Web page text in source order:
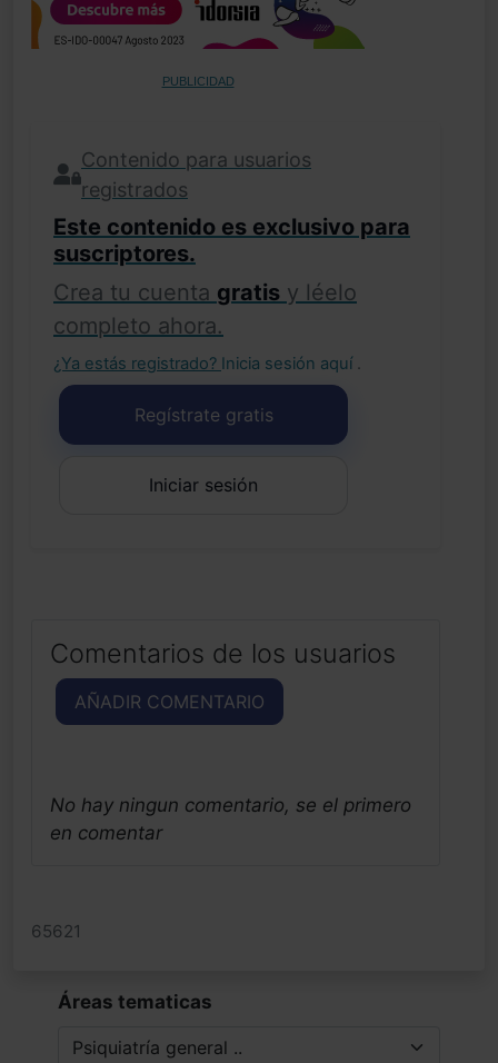
PUBLICIDAD
Contenido para usuarios
registrados
Este contenido es exclusivo para
suscriptores.
Crea tu cuenta gratis y léelo
completo ahora.
¿Ya estás registrado? Inicia sesión aquí .
Regístrate gratis
Iniciar sesión
Comentarios de los usuarios
AÑADIR COMENTARIO
No hay ningun comentario, se el primero
en comentar
65621
Áreas tematicas